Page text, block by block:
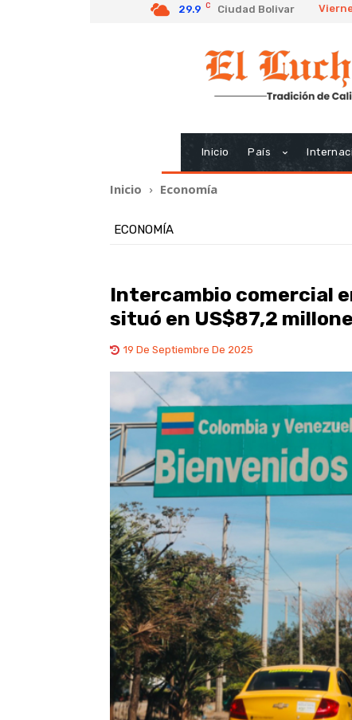
29.9 C Ciudad Bolivar
Inicio País
Inicio Economía
ECONOMÍA
Intercambio comercial
situó en US$87,2
19 De Septiembre De 2025